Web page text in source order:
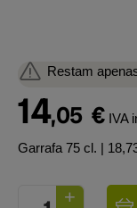
Restam
14,05 € IVA
Garrafa 75 cl. |